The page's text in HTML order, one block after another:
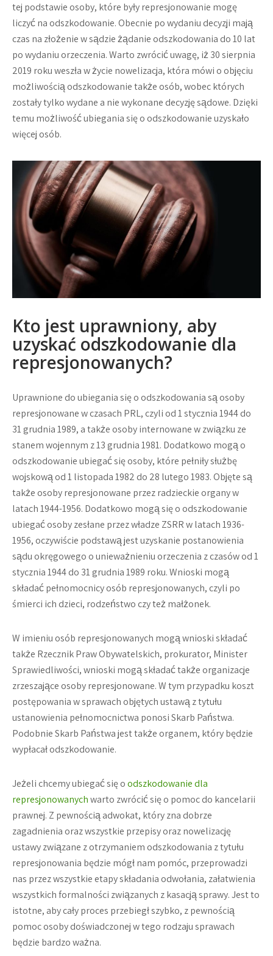
tej podstawie osoby, które były represjonowanie mogę
liczyć na odszkodowanie. Obecnie po wydaniu decyzji mają
czas na złożenie w sądzie żądanie odszkodowania do 10 lat
po wydaniu orzeczenia. Warto zwrócić uwagę, iż 30 sierpnia
2019 roku weszła w życie nowelizacja, która mówi o objęciu
możliwością odszkodowanie także osób, wobec których
zostały tylko wydane a nie wykonane decyzję sądowe. Dzięki
temu możliwość ubiegania się o odszkodowanie uzyskało
więcej osób.
Kto jest uprawniony, aby
uzyskać odszkodowanie dla
represjonowanych?
Uprawnione do ubiegania się o odszkodowania są osoby
represjonowane w czasach PRL, czyli od 1 stycznia 1944 do
31 grudnia 1989, a także osoby internowane w związku ze
stanem wojennym z 13 grudnia 1981. Dodatkowo mogą o
odszkodowanie ubiegać się osoby, które pełniły służbę
wojskową od 1 listopada 1982 do 28 lutego 1983. Objęte są
także osoby represjonowane przez radzieckie organy w
latach 1944-1956. Dodatkowo mogą się o odszkodowanie
ubiegać osoby zesłane przez władze ZSRR w latach 1936-
1956, oczywiście podstawą jest uzyskanie postanowienia
sądu okręgowego o unieważnieniu orzeczenia z czasów od 1
stycznia 1944 do 31 grudnia 1989 roku. Wnioski mogą
składać pełnomocnicy osób represjonowanych, czyli po
śmierci ich dzieci, rodzeństwo czy też małżonek.
W imieniu osób represjonowanych mogą wnioski składać
także Rzecznik Praw Obywatelskich, prokurator, Minister
Sprawiedliwości, wnioski mogą składać także organizacje
zrzeszające osoby represjonowane. W tym przypadku koszt
postępowania w sprawach objętych ustawą z tytułu
ustanowienia pełnomocnictwa ponosi Skarb Państwa.
Podobnie Skarb Państwa jest także organem, który będzie
wypłacał odszkodowanie.
Jeżeli chcemy ubiegać się oodszkodowanie dla
represjonowanychwarto zwrócić się o pomoc do kancelarii
prawnej. Z pewnością adwokat, który zna dobrze
zagadnienia oraz wszystkie przepisy oraz nowelizację
ustawy związane z otrzymaniem odszkodowania z tytułu
represjonowania będzie mógł nam pomóc, przeprowadzi
nas przez wszystkie etapy składania odwołania, załatwienia
wszystkich formalności związanych z kasacją sprawy. Jest to
istotne, aby cały proces przebiegł szybko, z pewnością
pomoc osoby doświadczonej w tego rodzaju sprawach
będzie bardzo ważna.